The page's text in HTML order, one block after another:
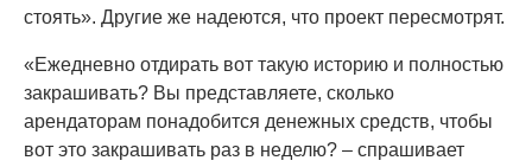
стоять». Другие же надеются, что проект пересмотрят.
«Ежедневно отдирать вот такую историю и полностью
закрашивать? Вы представляете, сколько
арендаторам понадобится денежных средств, чтобы
вот это закрашивать раз в неделю? – спрашивает